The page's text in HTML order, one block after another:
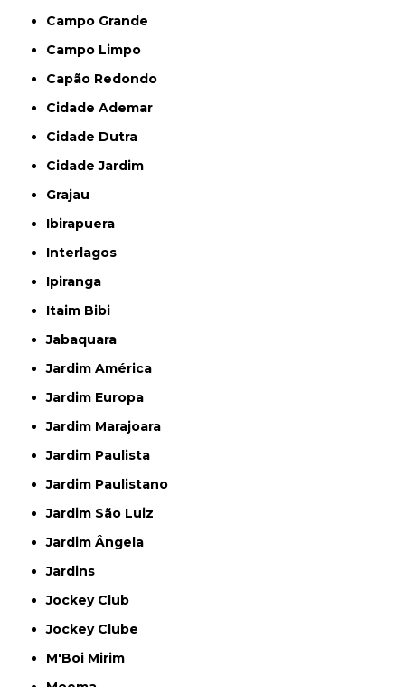
Campo Grande
Campo Limpo
Capão Redondo
Cidade Ademar
Cidade Dutra
Cidade Jardim
Grajau
Ibirapuera
Interlagos
Ipiranga
Itaim Bibi
Jabaquara
Jardim América
Jardim Europa
Jardim Marajoara
Jardim Paulista
Jardim Paulistano
Jardim São Luiz
Jardim Ângela
Jardins
Jockey Club
Jockey Clube
M'Boi Mirim